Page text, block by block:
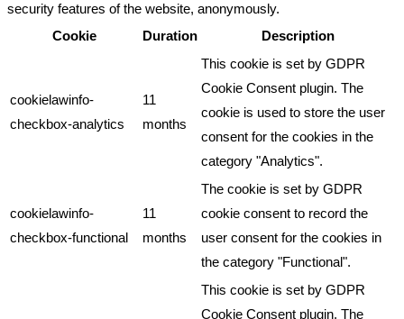
security features of the website, anonymously.
Cookie
Duration Description
cookielawinfo-
checkbox-analytics
11
months
This cookie is set by GDPR
Cookie Consent plugin. The
cookie is used to store the user
consent for the cookies in the
category "Analytics".
cookielawinfo-
checkbox-functional
11
months
The cookie is set by GDPR
cookie consent to record the
user consent for the cookies in
the category "Functional".
This cookie is set by GDPR
Cookie Consent plugin. The